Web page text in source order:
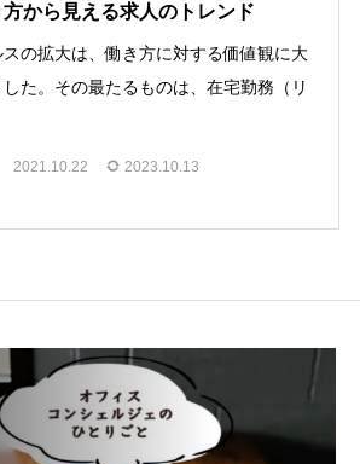
から見える求人のトレンド
の拡大は、働き方に対する価値観に大
た。その最たるものは、在宅勤務（リ
2021.10.22 2023.10.13